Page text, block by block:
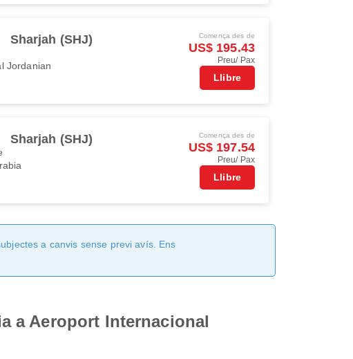
Sharjah (SHJ)
Jordanian
Comença des de
US$ 195.43
Preu/ Pax
Llibre
Sharjah (SHJ) Comença des de
US$ 197.54
Preu/ Pax
Llibre
a canvis sense previ avís. Ens
a Aeroport Internacional